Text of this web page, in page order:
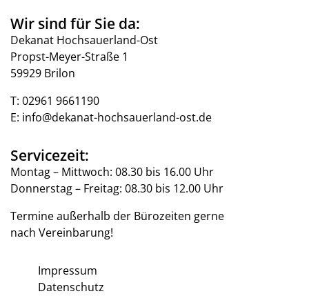
Wir sind für Sie da:
Dekanat Hochsauerland-Ost
Propst-Meyer-Straße 1
59929 Brilon
T: 02961 9661190
E: info@dekanat-hochsauerland-ost.de
Servicezeit:
Montag – Mittwoch: 08.30 bis 16.00 Uhr
Donnerstag – Freitag: 08.30 bis 12.00 Uhr
Termine außerhalb der Bürozeiten gerne
nach Vereinbarung!
Impressum
Datenschutz